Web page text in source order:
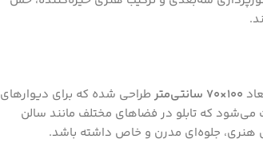
100×70 سانتی‌متر
طراحی شده که برای دیوارهای
می‌شود که تابلو در فضاهای مختلف مانند سالن
هنری، جلوه‌ای مدرن و خاص داشته باشد.